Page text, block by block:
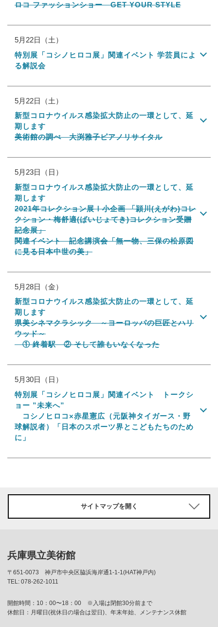
ロコ ファッションショー GET YOUR STYLE
5月22日（土）
特別展「コシノヒロコ展」関連イベント 学芸員によ
る解説会
5月22日（土）
新型コロナウイルス感染拡大防止の一環として、延
期します
美術館の調べ 大渕雅子ピアノリサイタル
5月23日（日）
新型コロナウイルス感染拡大防止の一環として、延
期します
2021年コレクション展Ⅰ小企画 「頴川(えがわ)コレ
クション・梅舒適(ばいじょてき)コレクション受贈
記念展」
関連イベント 記念講演会「無一物、三保の松原図
に見る日本中世の美」
5月28日（金）
新型コロナウイルス感染拡大防止の一環として、延
期します
県美シネマクラシック ～ヨーロッパの巨匠とハリ
ウッド～
① 終着駅 ② そして誰もいなくなった
5月30日（日）
特別展「コシノヒロコ展」関連イベント トークシ
ョー ”未来へ”
コシノヒロコ×赤星憲広（元阪神タイガース・野
球解説者）「日本のスポーツ界とこどもたちのため
に」
サイトマップを開く
兵庫県立美術館
〒651-0073 神戸市中央区脇浜海岸通1-1-1(HAT神戸内)
TEL: 078-262-1011
開館時間：10：00〜18：00 ※入場は閉館30分前まで
休館日：月曜日(祝休日の場合は翌日)、年末年始、メンテナンス休館